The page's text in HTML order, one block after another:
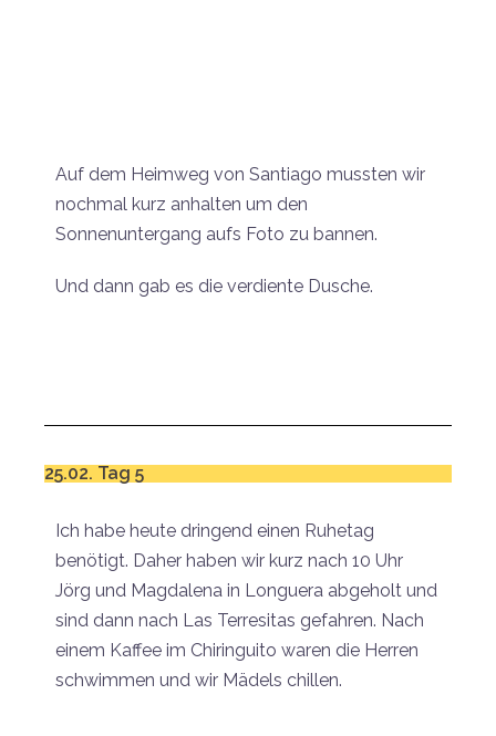
Auf dem Heimweg von Santiago mussten wir
nochmal kurz anhalten um den
Sonnenuntergang aufs Foto zu bannen.
Und dann gab es die verdiente Dusche.
25.02. Tag 5
Ich habe heute dringend einen Ruhetag
benötigt. Daher haben wir kurz nach 10 Uhr
Jörg und Magdalena in Longuera abgeholt und
sind dann nach Las Terresitas gefahren. Nach
einem Kaffee im Chiringuito waren die Herren
schwimmen und wir Mädels chillen.